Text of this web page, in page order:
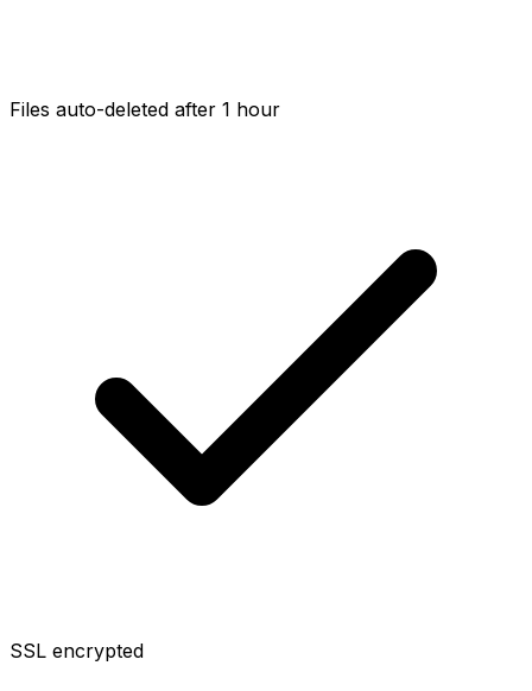
Files auto-deleted after 1 hour
SSL encrypted